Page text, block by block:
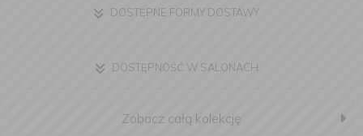
DOSTĘPNE FORMY DOSTAWY
DOSTĘPNOŚĆ W SALONACH
Zobacz całą kolekcję